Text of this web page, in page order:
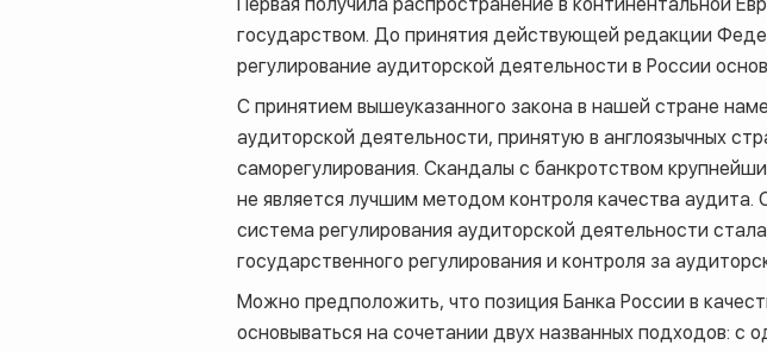
государством. До принятия действующей редакции
регулирование аудиторской деятельности в России
С принятием вышеуказанного закона в нашей стране
аудиторской деятельности, принятую в англоязычных
саморегулирования. Скандалы с банкротством
не является лучшим методом контроля качества
система регулирования аудиторской деятельности
государственного регулирования и контроля за
Можно предположить, что позиция Банка России в
основываться на сочетании двух названных подходов: